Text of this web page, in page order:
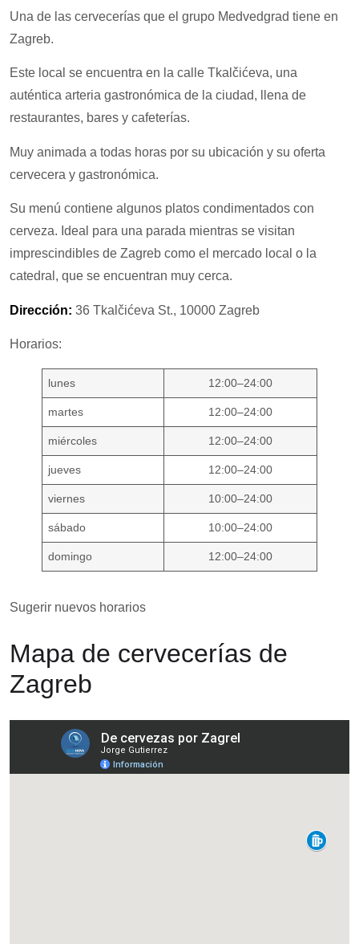
Una de las cervecerías que el grupo Medvedgrad tiene en
Zagreb.
Este local se encuentra en la calle Tkalčićeva, una
auténtica arteria gastronómica de la ciudad, llena de
restaurantes, bares y cafeterías.
Muy animada a todas horas por su ubicación y su oferta
cervecera y gastronómica.
Su menú contiene algunos platos condimentados con
cerveza. Ideal para una parada mientras se visitan
imprescindibles de Zagreb como el mercado local o la
catedral, que se encuentran muy cerca.
Dirección: 36 Tkalčićeva St., 10000 Zagreb
Horarios:
lunes 12:00–24:00
martes 12:00–24:00
miércoles 12:00–24:00
jueves 12:00–24:00
viernes 10:00–24:00
sábado 10:00–24:00
domingo 12:00–24:00
Sugerir nuevos horarios
Mapa de cervecerías de
Zagreb